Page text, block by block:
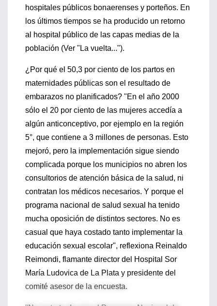
hospitales públicos bonaerenses y porteños. En
los últimos tiempos se ha producido un retorno
al hospital público de las capas medias de la
población (Ver "La vuelta...").
¿Por qué el 50,3 por ciento de los partos en
maternidades públicas son el resultado de
embarazos no planificados? "En el año 2000
sólo el 20 por ciento de las mujeres accedía a
algún anticonceptivo, por ejemplo en la región
5°, que contiene a 3 millones de personas. Esto
mejoró, pero la implementación sigue siendo
complicada porque los municipios no abren los
consultorios de atención básica de la salud, ni
contratan los médicos necesarios. Y porque el
programa nacional de salud sexual ha tenido
mucha oposición de distintos sectores. No es
casual que haya costado tanto implementar la
educación sexual escolar", reflexiona Reinaldo
Reimondi, flamante director del Hospital Sor
María Ludovica de La Plata y presidente del
comité asesor de la encuesta.